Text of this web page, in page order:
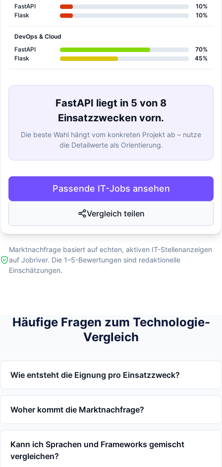
FastAPI
10%
Flask
10%
DevOps & Cloud
FastAPI
70%
Flask
45%
FastAPI liegt in 5 von 8
Einsatzzwecken vorn.
Die beste Wahl hängt vom konkreten Projekt ab – nutze
die Detailwerte als Orientierung.
Passende IT-Jobs ansehen
Vergleich teilen
Marktnachfrage basiert auf echten, aktiven IT-Stellenanzeigen
auf Jobriver. Die 1–5-Bewertungen sind redaktionelle
Einschätzungen.
Häufige Fragen zum Technologie-
Vergleich
Wie entsteht die Eignung pro Einsatzzweck?
Woher kommt die Marktnachfrage?
Kann ich Sprachen und Frameworks gemischt
vergleichen?